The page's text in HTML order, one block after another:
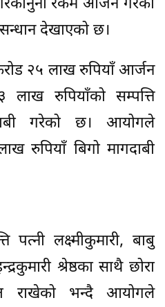
रकम आर्जन गरेको
देखाएको छ।
२५ लाख रुपियाँ आर्जन
रुपियाँको सम्पत्ति
गरेको छ। आयोगले
रुपियाँ बिगो मागदाबी
लक्ष्मीकुमारी, बाबु
श्रेष्ठका साथै छोरा
राखेको भन्दै आयोगले